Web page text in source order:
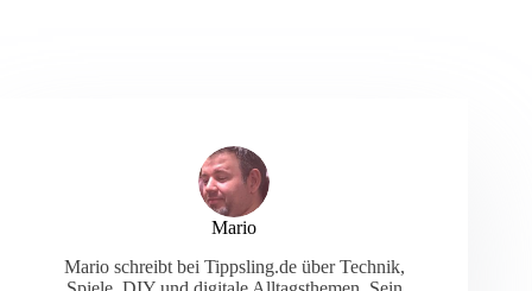
Mario
Mario schreibt bei Tippsling.de über Technik,